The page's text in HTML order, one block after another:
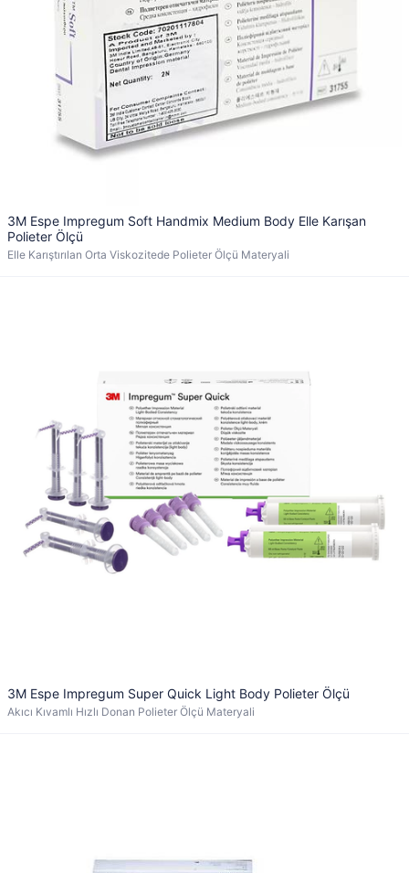
3M Espe Impregum Soft Handmix Medium Body Elle Karışan
Polieter Ölçü
Elle Karıştırılan Orta Viskozitede Polieter Ölçü Materyali
3M Espe Impregum Super Quick Light Body Polieter Ölçü
Akıcı Kıvamlı Hızlı Donan Polieter Ölçü Materyali